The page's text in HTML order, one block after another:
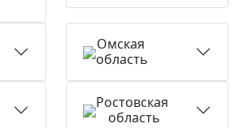
Омская
область
Ростовская
область